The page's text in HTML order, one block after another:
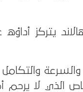
يتركز
الذي لا يرحم